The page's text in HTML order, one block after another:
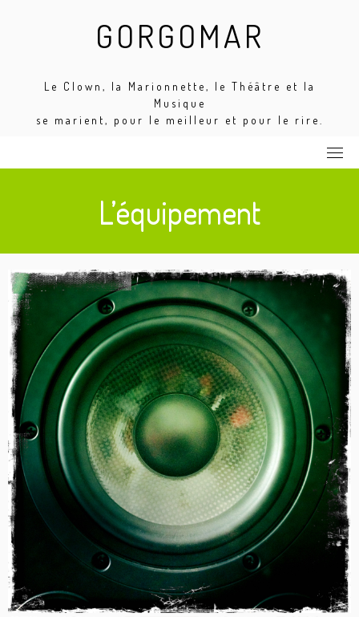
GORGOMAR
Le Clown, la Marionnette, le Théâtre et la
Musique
se marient, pour le meilleur et pour le rire.
L’équipement